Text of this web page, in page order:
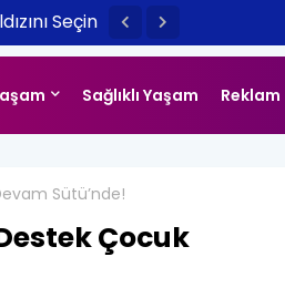
Seçin
Sağlıklı Yaşam Reklam
Sütü’nde!
Çocuk